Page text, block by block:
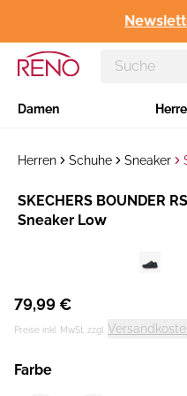
Damen
Herren Schuhe Sneaker
Hersteller:
SKECHERS BOUNDER
Sneaker Low
79,99 €
Preise inkl. MwSt. zzgl.
Farbe